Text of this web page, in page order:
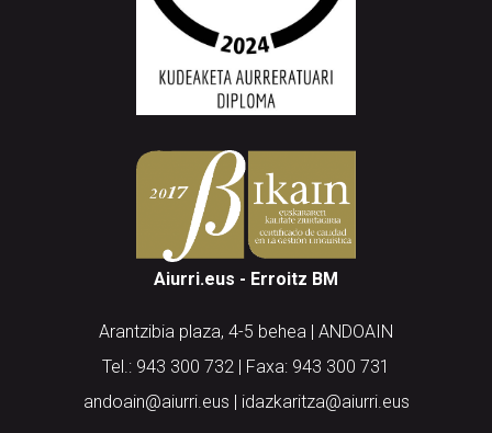
Aiurri.eus - Erroitz BM
Arantzibia plaza, 4-5 behea | ANDOAIN
Tel.: 943 300 732 | Faxa: 943 300 731
andoain@aiurri.eus | idazkaritza@aiurri.eus